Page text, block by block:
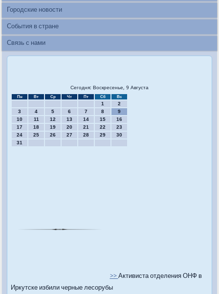
Городские новости
События в стране
Связь с нами
Сегодня: Воскресенье, 9 Августа
Пн Вт Ср Чт Пт Сб Вс
1
2
3
4 5 6 7 8
9
10
11 12 13 14 15
16
17
18 19 20 21 22
23
24
25 26 27 28 29
30
31
>>Активиста отделения ОНФ в
Иркутске избили черные лесорубы